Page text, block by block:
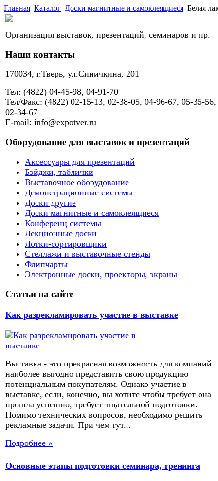
Главная Каталог Доски магнитные и самоклеящиеся Белая
Организация выставок, презентаций, семинаров и пр.
Наши контакты
170034, г.Тверь, ул.Синичкина, 201
Тел: (4822) 04-45-98, 04-91-70
Тел/Факс: (4822) 02-15-13, 02-38-05, 04-96-67, 05-35-56,
02-34-67
E-mail: info@expotver.ru
Оборудование для выставок и презентаций
Аксессуары для презентаций
Бэйджи, таблички
Выставочное оборудование
Демонстрационные системы
Доски другие
Доски магнитные и самоклеящиеся
Конференц системы
Лекционные доски
Лотки-сортировщики
Стеллажи и выставочные стенды
Флипчарты
Электронные доски, проекторы, экраны
Статьи на сайте
Как разрекламировать участие в выставке
Выставка - это прекрасная возможность для компаний
наиболее выгодно представить свою продукцию
потенциальным покупателям. Однако участие в
выставке, если, конечно, вы хотите чтобы требует она
прошла успешно, требует тщательной подготовки.
Помимо технических вопросов, необходимо решить
рекламные задачи. При чем тут...
Подробнее »
Основные этапы подготовки семинара, тренинга